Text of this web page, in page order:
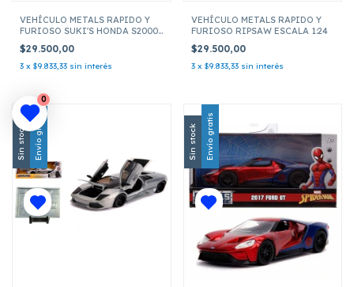
VEHÍCULO METALS RAPIDO Y
FURIOSO SUKI'S HONDA S2000
$29.500,00
3 x $9.833,33 sin interés
VEHÍCULO METALS RAPIDO Y
FURIOSO RIPSAW ESCALA 1:24
$29.500,00
3 x $9.833,33 sin interés
Sin stockEnvío gratis Sin stock Envío gratis
0